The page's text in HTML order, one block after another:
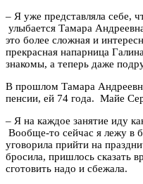
– Я уже представляла себе,
улыбается Тамара
это более сложная и
прекрасная напарница
знакомы, а теперь даже
В прошлом Тамара
пенсии, ей 74 года. Майе
– Я на каждое занятие иду
Вообще-то сейчас я лежу в
уговорила прийти на
бросила, пришлось сказать
сготовить надо и сбежала.